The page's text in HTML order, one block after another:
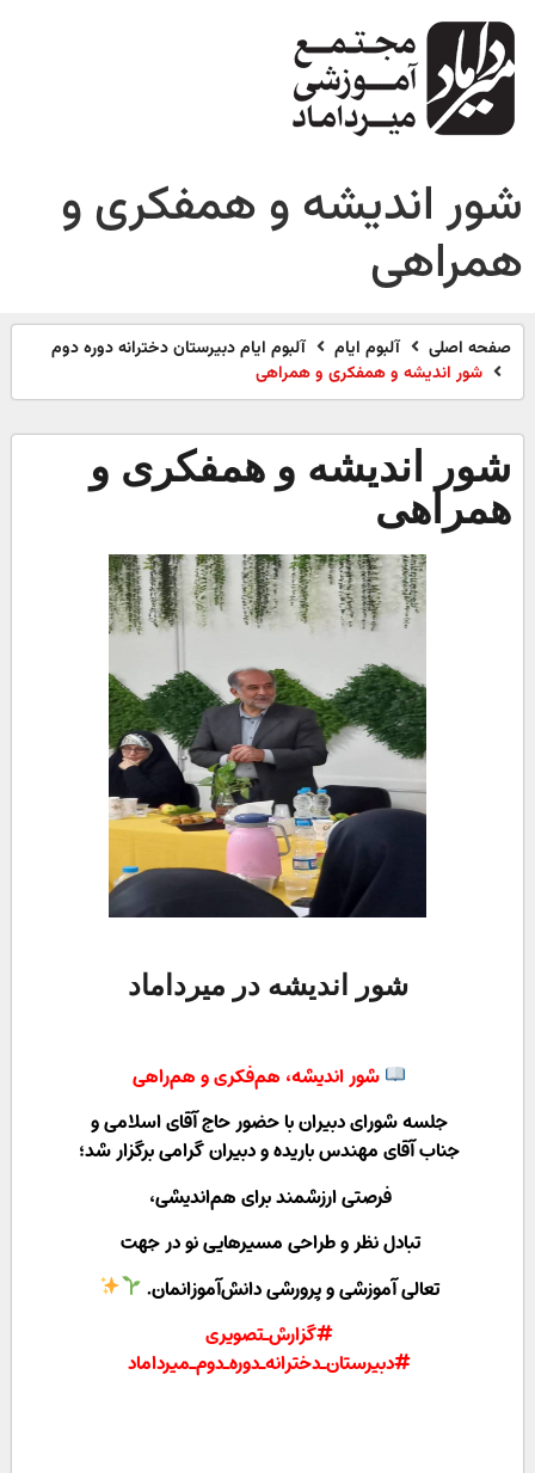
شور اندیشه و همفکری و
همراهی
صفحه اصلی آلبوم ایام
آلبوم ایام دبیرستان دخترانه دوره دوم
شور اندیشه و همفکری و همراهی
شور اندیشه و همفکری و
همراهی
شور اندیشه در میرداماد
شور اندیشه، هم‌فکری و هم‌راهی
جلسه شورای دبیران با حضور حاج آقای اسلامی و
جناب آقای مهندس باریده و دبيران گرامی برگزار شد؛
فرصتی ارزشمند برای هم‌اندیشی،
تبادل نظر و طراحی مسیرهایی نو در جهت
تعالی آموزشی و پرورشی دانش‌آموزانمان.
#گزارش_تصویری
#دبیرستان_دخترانه_دوره_دوم_میرداماد